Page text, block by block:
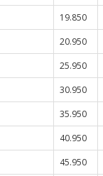
19.850
20.950
25.950
30.950
35.950
40.950
45.950